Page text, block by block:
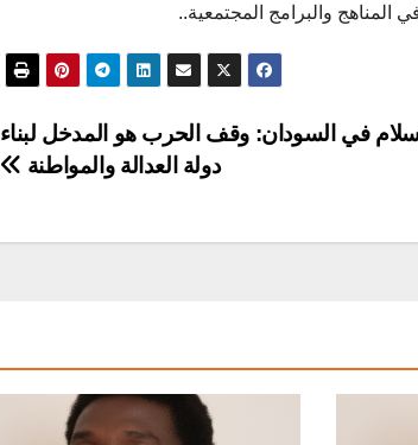
والبرامج المجتمعية..
في السودان: وقف الحرب هو المدخل لبناء
دولة العدالة والمواطنة